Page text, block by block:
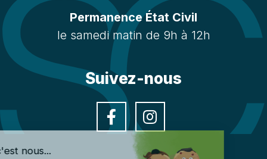
Permanence État Civil
le samedi matin de 9h à 12h
Suivez-nous
Facebook
Salut c'est nous...